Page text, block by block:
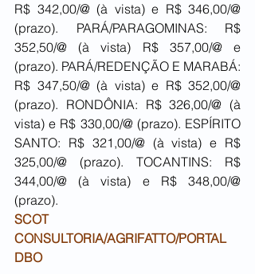
R$ 342,00/@ (à vista) e R$ 346,00/@
(prazo). PARÁ/PARAGOMINAS: R$
352,50/@ (à vista) R$ 357,00/@ e
(prazo). PARÁ/REDENÇÃO E MARABÁ:
R$ 347,50/@ (à vista) e R$ 352,00/@
(prazo). RONDÔNIA: R$ 326,00/@ (à
vista) e R$ 330,00/@ (prazo). ESPÍRITO
SANTO: R$ 321,00/@ (à vista) e R$
325,00/@ (prazo). TOCANTINS: R$
344,00/@ (à vista) e R$ 348,00/@
(prazo).
SCOT
CONSULTORIA/AGRIFATTO/PORTAL
DBO